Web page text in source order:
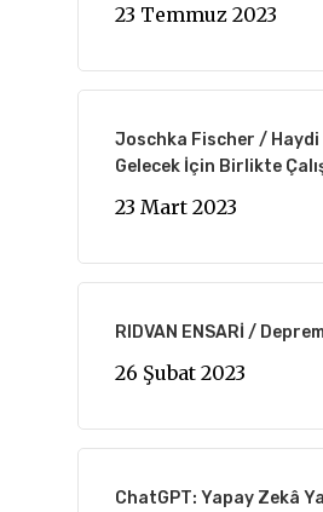
23 Temmuz 2023
Joschka Fischer / Haydi
Gelecek İçin Birlikte
23 Mart 2023
RIDVAN ENSARİ /
26 Şubat 2023
ChatGPT: Yapay Zekâ